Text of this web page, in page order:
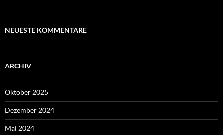
NEUESTE KOMMENTARE
ARCHIV
Oktober 2025
Dezember 2024
Mai 2024